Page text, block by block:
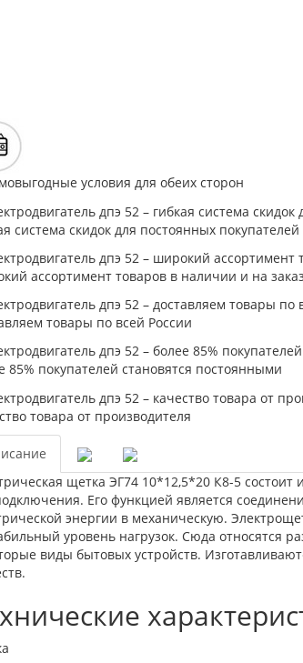
условия для обеих сторон
система скидок для постоянных покупателей
ассортимент товаров в наличии и на заказ
товары по всей России
85% покупателей становятся постоянными
товара от производителя
щетка ЭГ74 10*12,5*20 К8-5
Его функцией является
энергии в механическую.
уровень нагрузок. Сюда относятся
виды бытовых устройств.